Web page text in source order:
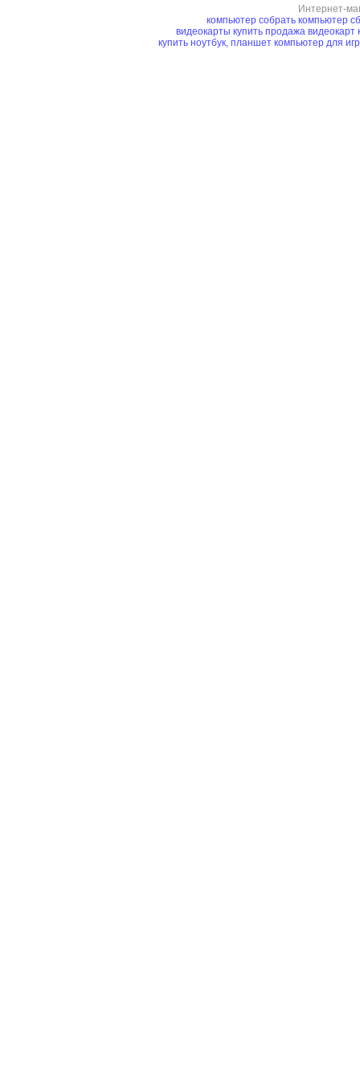
Интернет-
компьютер собрать компьютер
видеокарты купить продажа видеокарт
купить ноутбук, планшет компьютер для